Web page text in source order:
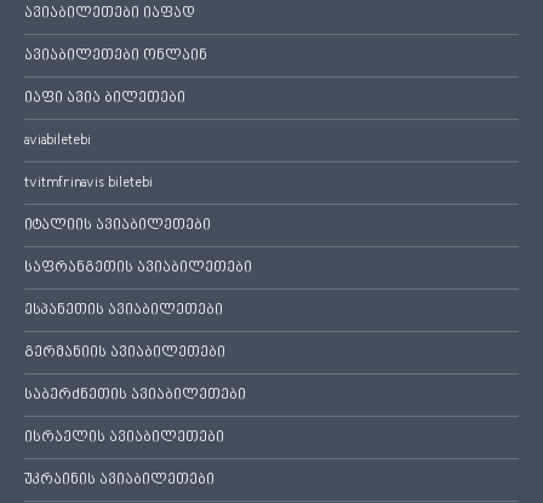
ავიაბილეთები იაფად
ავიაბილეთები ონლაინ
იაფი ავია ბილეთები
aviabiletebi
tvitmfrinavis biletebi
იტალიის ავიაბილეთები
საფრანგეთის ავიაბილეთები
ესპანეთის ავიაბილეთები
გერმანიის ავიაბილეთები
საბერძნეთის ავიაბილეთები
ისრაელის ავიაბილეთები
უკრაინის ავიაბილეთები